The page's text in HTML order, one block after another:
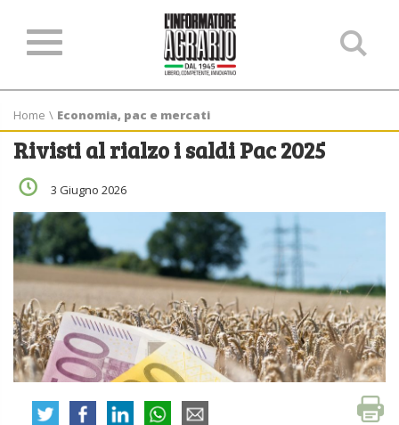
Home \ Economia, pac e mercati
Rivisti al rialzo i saldi Pac 2025
3 Giugno 2026